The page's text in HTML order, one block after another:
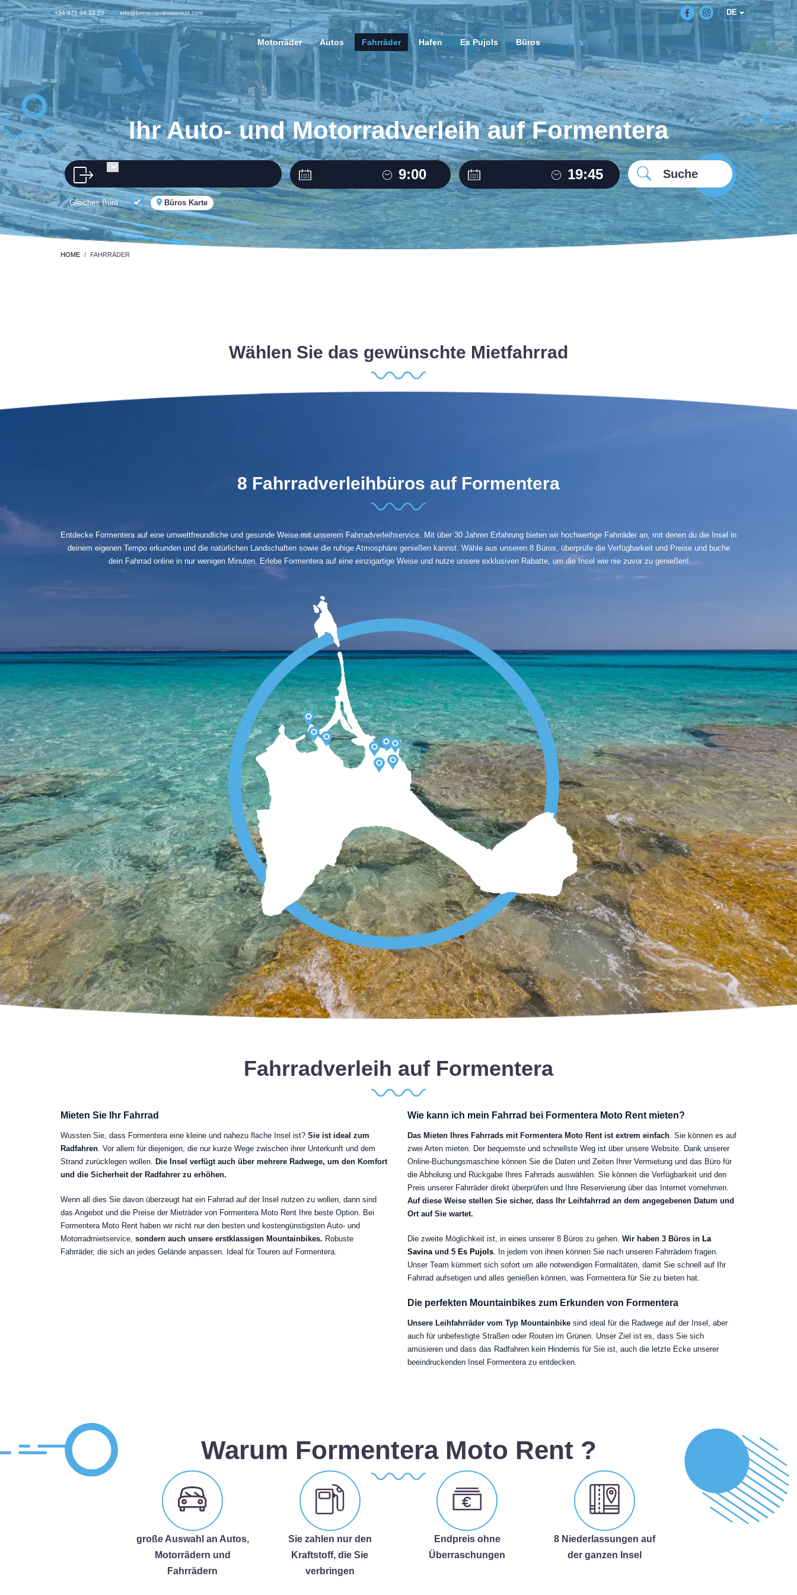
+34 971 34 33 20 info@formenteramotorent.com DE
Motorräder Autos Fahrräder Hafen Es Pujols Büros
HOME FAHRRÄDER
Ihr Auto- und Motorradverleih auf Formentera
Gleiches Büro Büros Karte
Wählen Sie das gewünschte Mietfahrrad
8 Fahrradverleihbüros auf Formentera
Entdecke Formentera auf eine umweltfreundliche und gesunde Weise mit unserem Fahrradverleihservice. Mit über 30 Jahren Erfahrung bieten wir hochwertige Fahrräder an, mit denen du die Insel in
deinem eigenen Tempo erkunden und die natürlichen Landschaften sowie die ruhige Atmosphäre genießen kannst. Wähle aus unseren 8 Büros, überprüfe die Verfügbarkeit und Preise und buche
dein Fahrrad online in nur wenigen Minuten. Erlebe Formentera auf eine einzigartige Weise und nutze unsere exklusiven Rabatte, um die Insel wie nie zuvor zu genießen!
Fahrradverleih auf Formentera
Mieten Sie Ihr Fahrrad
Wussten Sie, dass Formentera eine kleine und nahezu flache Insel ist? Sie ist ideal zum
Radfahren. Vor allem für diejenigen, die nur kurze Wege zwischen ihrer Unterkunft und dem
Strand zurücklegen wollen. Die Insel verfügt auch über mehrere Radwege, um den Komfort
und die Sicherheit der Radfahrer zu erhöhen.
Wenn all dies Sie davon überzeugt hat ein Fahrrad auf der Insel nutzen zu wollen, dann sind
das Angebot und die Preise der Mieträder von Formentera Moto Rent Ihre beste Option. Bei
Formentera Moto Rent haben wir nicht nur den besten und kostengünstigsten Auto- und
Motorradmietservice, sondern auch unsere erstklassigen Mountainbikes. Robuste
Fahrräder, die sich an jedes Gelände anpassen. Ideal für Touren auf Formentera.
Wie kann ich mein Fahrrad bei Formentera Moto Rent mieten?
Das Mieten Ihres Fahrrads mit Formentera Moto Rent ist extrem einfach. Sie können es auf
zwei Arten mieten. Der bequemste und schnellste Weg ist über unsere Website. Dank unserer
Online-Buchungsmaschine können Sie die Daten und Zeiten Ihrer Vermietung und das Büro für
die Abholung und Rückgabe Ihres Fahrrads auswählen. Sie können die Verfügbarkeit und den
Preis unserer Fahrräder direkt überprüfen und Ihre Reservierung über das Internet vornehmen.
Auf diese Weise stellen Sie sicher, dass Ihr Leihfahrrad an dem angegebenen Datum und
Ort auf Sie wartet.
Die zweite Möglichkeit ist, in eines unserer 8 Büros zu gehen. Wir haben 3 Büros in La
Savinaund 5 Es Pujols. In jedem von ihnen können Sie nach unseren Fahrrädern fragen.
Unser Team kümmert sich sofort um alle notwendigen Formalitäten, damit Sie schnell auf Ihr
Fahrrad aufsetigen und alles genießen können, was Formentera für Sie zu bieten hat.
Die perfekten Mountainbikes zum Erkunden von Formentera
Unsere Leihfahrräder vom Typ Mountainbike sind ideal für die Radwege auf der Insel, aber
auch für unbefestigte Straßen oder Routen im Grünen. Unser Ziel ist es, dass Sie sich
amüsieren und dass das Radfahren kein Hindernis für Sie ist, auch die letzte Ecke unserer
beeindruckenden Insel Formentera zu entdecken.
Warum Formentera Moto Rent ?
große Auswahl an Autos,
Motorrädern und
Fahrrädern
Sie zahlen nur den
Kraftstoff, die Sie
verbringen
Endpreis ohne
Überraschungen
8 Niederlassungen auf
der ganzen Insel